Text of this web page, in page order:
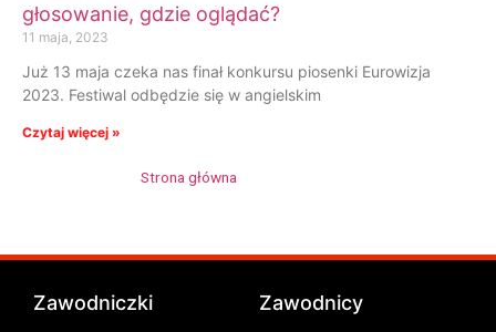
głosowanie, gdzie oglądać?
11 maja, 2023
Już 13 maja czeka nas finał konkursu piosenki Eurowizja
2023. Festiwal odbędzie się w angielskim
Czytaj więcej »
Strona główna
Zawodniczki Zawodnicy